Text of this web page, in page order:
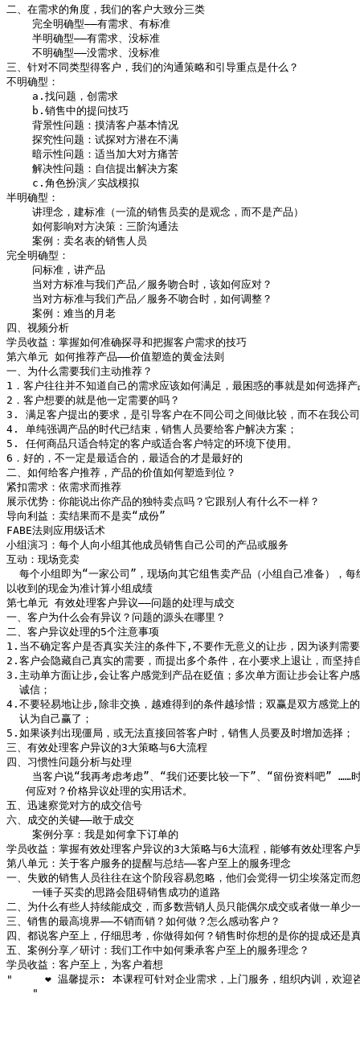
二、在需求的角度，我们的客户大致分三类
    完全明确型——有需求、有标准
    半明确型——有需求、没标准
    不明确型——没需求、没标准
三、针对不同类型得客户，我们的沟通策略和引导重点是什么？
不明确型：
    a.找问题，创需求
    b.销售中的提问技巧
    背景性问题：摸清客户基本情况
    探究性问题：试探对方潜在不满
    暗示性问题：适当加大对方痛苦
    解决性问题：自信提出解决方案
    c.角色扮演／实战模拟
半明确型：
    讲理念，建标准（一流的销售员卖的是观念，而不是产品）
    如何影响对方决策：三阶沟通法
    案例：卖名表的销售人员
完全明确型：
    问标准，讲产品
    当对方标准与我们产品／服务吻合时，该如何应对？
    当对方标准与我们产品／服务不吻合时，如何调整？
    案例：难当的月老
四、视频分析
学员收益：掌握如何准确探寻和把握客户需求的技巧
第六单元 如何推荐产品——价值塑造的黄金法则
一、为什么需要我们主动推荐？
1．客户往往并不知道自己的需求应该如何满足，最困惑的事就是如何选择
2．客户想要的就是他一定需要的吗？
3. 满足客户提出的要求，是引导客户在不同公司之间做比较，而不在我公
4. 单纯强调产品的时代已结束，销售人员要给客户解决方案；
5. 任何商品只适合特定的客户或适合客户特定的环境下使用。
6．好的，不一定是最适合的，最适合的才是最好的
二、如何给客户推荐，产品的价值如何塑造到位？
紧扣需求：依需求而推荐
展示优势：你能说出你产品的独特卖点吗？它跟别人有什么不一样？
导向利益：卖结果而不是卖“成份”
FABE法则应用级话术
小组演习：每个人向小组其他成员销售自己公司的产品或服务
互动：现场竞卖
每个小组即为“一家公司”，现场向其它组售卖产品（小组自己准备），每
以收到的现金为准计算小组成绩
第七单元 有效处理客户异议——问题的处理与成交
一、客户为什么会有异议？问题的源头在哪里？
二、客户异议处理的5个注意事项
1.当不确定客户是否真实关注的条件下,不要作无意义的让步，因为谈判需
2.客户会隐藏自己真实的需要，而提出多个条件，在小要求上退让，而坚持
3.主动单方面让步,会让客户感觉到产品在贬值；多次单方面让步会让客户
  诚信；
4.不要轻易地让步,除非交换，越难得到的条件越珍惜；双赢是双方感觉上
  认为自己赢了；
5.如果谈判出现僵局，或无法直接回答客户时，销售人员要及时增加选择；
三、有效处理客户异议的3大策略与6大流程
四、习惯性问题分析与处理
当客户说“我再考虑考虑”、“我们还要比较一下”、“留份资料吧” ……
   何应对？价格异议处理的实用话术。
五、迅速察觉对方的成交信号
六、成交的关键——敢于成交
    案例分享：我是如何拿下订单的
学员收益：掌握有效处理客户异议的3大策略与6大流程，能够有效处理客户
第八单元：关于客户服务的提醒与总结——客户至上的服务理念
一、失败的销售人员往往在这个阶段容易忽略，他们会觉得一切尘埃落定而
    一锤子买卖的思路会阻碍销售成功的道路
二、为什么有些人持续能成交，而多数营销人员只能偶尔成交或者做一单少
三、销售的最高境界——不销而销？如何做？怎么感动客户？
四、都说客户至上，仔细思考，你做得如何？销售时你想的是你的提成还是
五、案例分享／研讨：我们工作中如何秉承客户至上的服务理念？
学员收益：客户至上，为客户着想
"     ❤ 温馨提示: 本课程可针对企业需求，上门服务，组织内训，欢迎
    "